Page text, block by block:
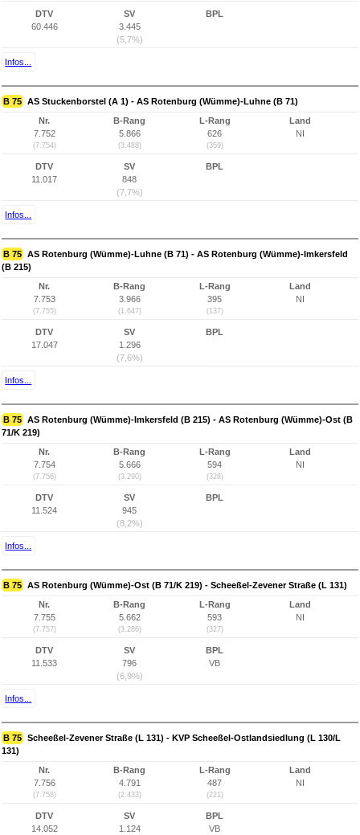
DTV
60.446
SV
3.445
(5,7%)
BPL
Infos...
B 75 AS Stuckenborstel (A 1) - AS Rotenburg (Wümme)-Luhne (B 71)
Nr.
7.752
(7.754)
B-Rang
5.866
(3.488)
L-Rang
626
(359)
Land
NI
DTV
11.017
SV
848
(7,7%)
BPL
Infos...
B 75 AS Rotenburg (Wümme)-Luhne (B 71) - AS Rotenburg (Wümme)-Imkersfeld
(B 215)
Nr.
7.753
(7.755)
B-Rang
3.966
(1.647)
L-Rang
395
(137)
Land
NI
DTV
17.047
SV
1.296
(7,6%)
BPL
Infos...
B 75 AS Rotenburg (Wümme)-Imkersfeld (B 215) - AS Rotenburg (Wümme)-Ost (B
71/K 219)
Nr.
7.754
(7.756)
B-Rang
5.666
(3.290)
L-Rang
594
(328)
Land
NI
DTV
11.524
SV
945
(8,2%)
BPL
Infos...
B 75 AS Rotenburg (Wümme)-Ost (B 71/K 219) - Scheeßel-Zevener Straße (L 131)
Nr.
7.755
(7.757)
B-Rang
5.662
(3.286)
L-Rang
593
(327)
Land
NI
DTV
11.533
SV
796
(6,9%)
BPL
VB
Infos...
B 75 Scheeßel-Zevener Straße (L 131) - KVP Scheeßel-Ostlandsiedlung (L 130/L
131)
Nr.
7.756
(7.758)
B-Rang
4.791
(2.433)
L-Rang
487
(221)
Land
NI
DTV
14.052
SV
1.124
BPL
VB